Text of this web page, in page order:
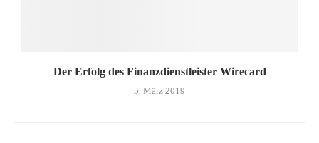
Der Erfolg des Finanzdienstleister Wirecard
5. März 2019